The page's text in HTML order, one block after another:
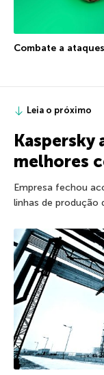
Combate a
Leia o próximo
Kaspersky
melhores
Empresa fechou
linhas de produção